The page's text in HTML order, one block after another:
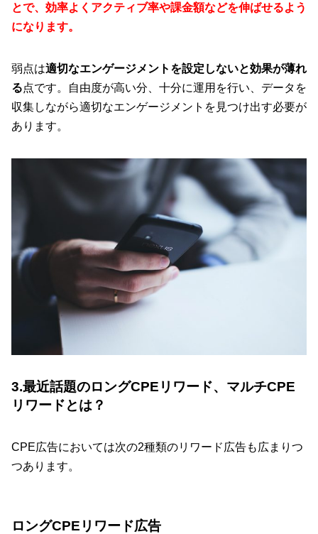
とで、効率よくアクティブ率や課金額などを伸ばせるよう
になります。
弱点は適切なエンゲージメントを設定しないと効果が薄れ
る点です。自由度が高い分、十分に運用を行い、データを
収集しながら適切なエンゲージメントを見つけ出す必要が
あります。
3.最近話題のロングCPEリワード、マルチCPE
リワードとは？
CPE広告においては次の2種類のリワード広告も広まりつ
つあります。
ロングCPEリワード広告